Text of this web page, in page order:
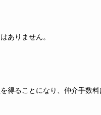
ありません。
得ることになり、仲介手数